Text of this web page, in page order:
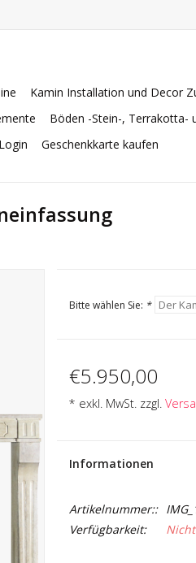
Kamin Installation und Decor
Böden -Stein-, Terrakotta-
Login Geschenkkarte kaufen
Bitte wählen Sie: *
€5.950,00
* exkl. MwSt. zzgl.
Informationen
Artikelnummer::
Verfügbarkeit: